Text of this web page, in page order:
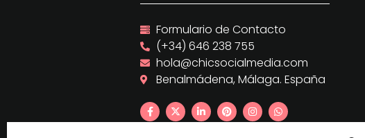
Formulario de Contacto
(+34) 646 238 755
hola@chicsocialmedia.com
Benalmádena, Málaga. España